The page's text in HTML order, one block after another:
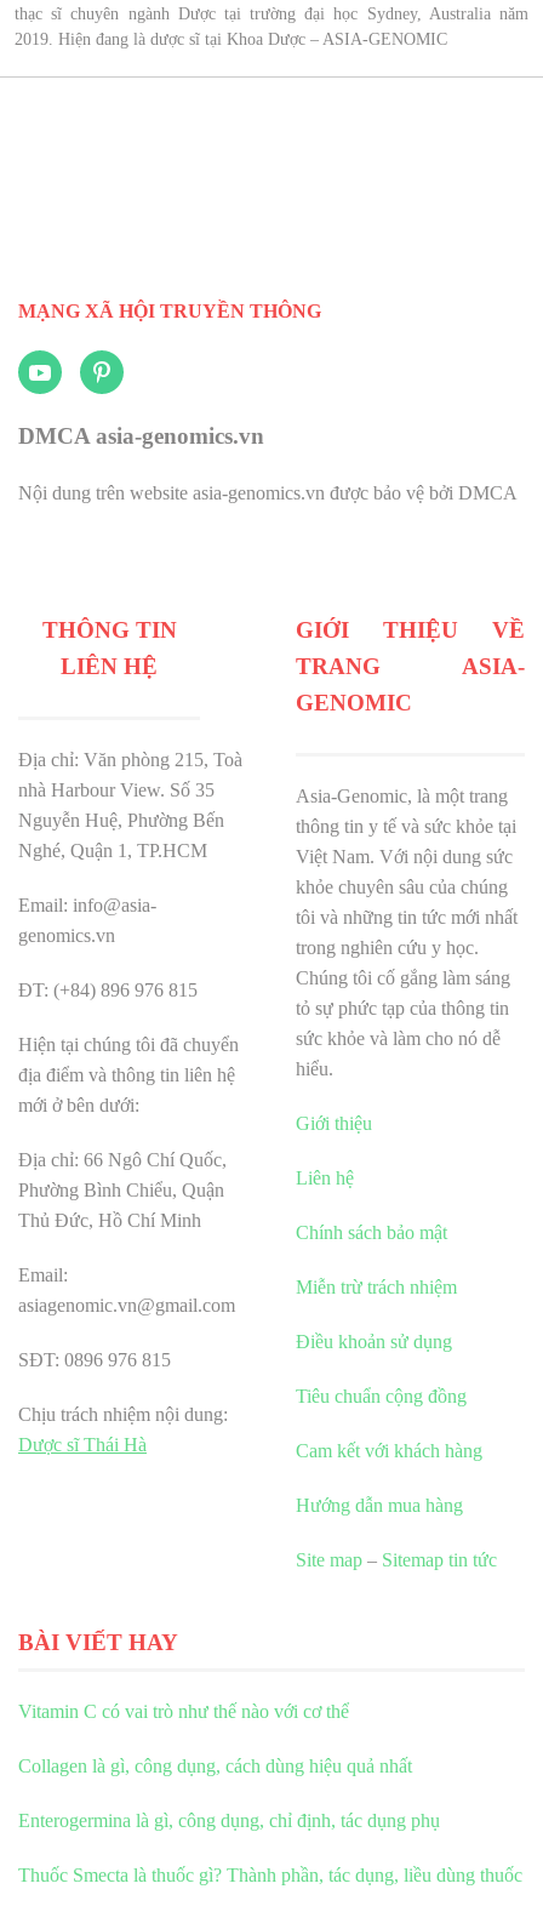
thạc sĩ chuyên ngành Dược tại trường đại học Sydney, Australia năm
2019. Hiện đang là dược sĩ tại Khoa Dược – ASIA-GENOMIC
MẠNG XÃ HỘI TRUYỀN THÔNG
DMCA asia-genomics.vn
Nội dung trên website asia-genomics.vn được bảo vệ bởi DMCA
THÔNG TIN
LIÊN HỆ
Địa chỉ: Văn phòng 215, Toà
nhà Harbour View. Số 35
Nguyễn Huệ, Phường Bến
Nghé, Quận 1, TP.HCM
Email: info@asia-
genomics.vn
ĐT: (+84) 896 976 815
Hiện tại chúng tôi đã chuyển
địa điểm và thông tin liên hệ
mới ở bên dưới:
Địa chỉ: 66 Ngô Chí Quốc,
Phường Bình Chiểu, Quận
Thủ Đức, Hồ Chí Minh
Email:
asiagenomic.vn@gmail.com
SĐT: 0896 976 815
Chịu trách nhiệm nội dung:
Dược sĩ Thái Hà
GIỚI THIỆU VỀ
TRANG ASIA-
GENOMIC
Asia-Genomic, là một trang
thông tin y tế và sức khỏe tại
Việt Nam. Với nội dung sức
khỏe chuyên sâu của chúng
tôi và những tin tức mới nhất
trong nghiên cứu y học.
Chúng tôi cố gắng làm sáng
tỏ sự phức tạp của thông tin
sức khỏe và làm cho nó dễ
hiểu.
Giới thiệu
Liên hệ
Chính sách bảo mật
Miễn trừ trách nhiệm
Điều khoản sử dụng
Tiêu chuẩn cộng đồng
Cam kết với khách hàng
Hướng dẫn mua hàng
Site map – Sitemap tin tức
BÀI VIẾT HAY
Vitamin C có vai trò như thế nào với cơ thể
Collagen là gì, công dụng, cách dùng hiệu quả nhất
Enterogermina là gì, công dụng, chỉ định, tác dụng phụ
Thuốc Smecta là thuốc gì? Thành phần, tác dụng, liều dùng thuốc